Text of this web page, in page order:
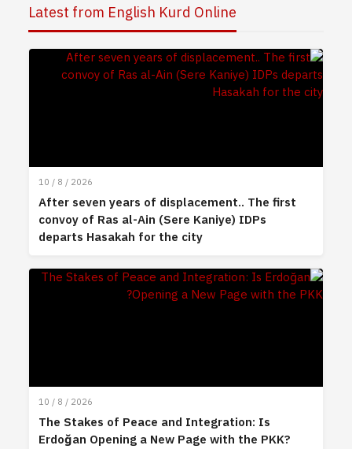
Latest from English Kurd Online
10 / 8 / 2026
After seven years of displacement.. The first
convoy of Ras al-Ain (Sere Kaniye) IDPs
departs Hasakah for the city
10 / 8 / 2026
The Stakes of Peace and Integration: Is
Erdoğan Opening a New Page with the PKK?